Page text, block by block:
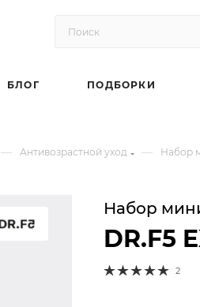
БЛОГ ПОДБОРКИ
— Антивозрастной уход — Набор
Набор
DR.F5
2